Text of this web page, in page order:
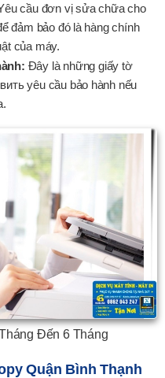
cầu đơn vị sửa chữa cho
đảm bảo đó là hàng chính
của máy.
Đây là những giấy tờ
yêu cầu bảo hành nếu
Đến 6 Tháng
Quận Bình Thạnh